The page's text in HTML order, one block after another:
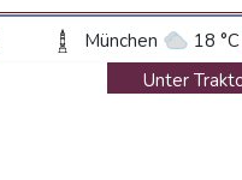
München 18 °C
Unter
Zuwächse